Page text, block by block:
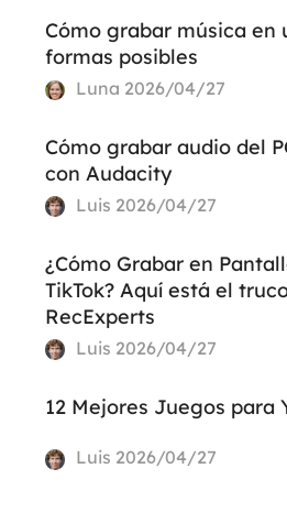
Cómo grabar música en
formas posibles
Luna 2026/04/27
Cómo grabar audio del
con Audacity
Luis 2026/04/27
¿Cómo Grabar en
TikTok? Aquí está el
RecExperts
Luis 2026/04/27
12 Mejores Juegos para
Luis 2026/04/27